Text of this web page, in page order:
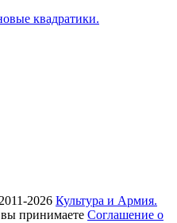
квадратики.
2026 Культура и Армия.
принимаете Соглашение о